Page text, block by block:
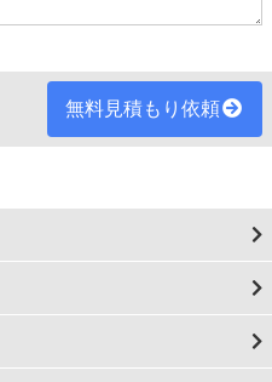
無料見積もり依頼